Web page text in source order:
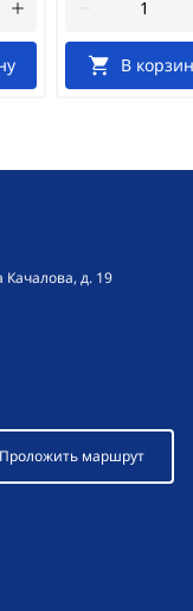
В
Качалова, д. 19
Проложить маршрут